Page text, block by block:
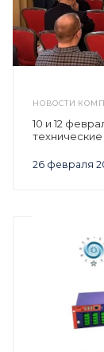
НОВОСТИ
26 февраля
10 и 12